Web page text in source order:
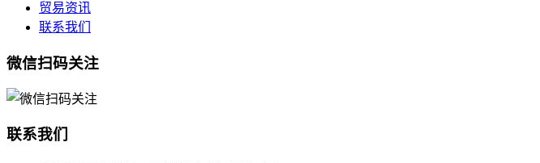
贸易资讯
联系我们
微信扫码关注
联系我们